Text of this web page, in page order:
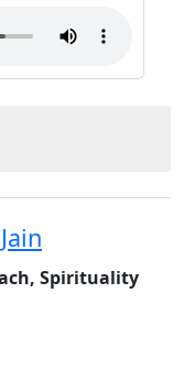
Spirituality